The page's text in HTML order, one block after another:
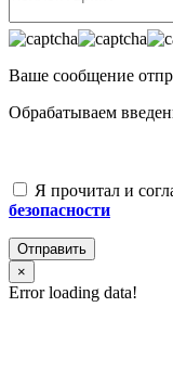
Ваше сообщение
Обрабатываем
Я прочитал и
безопасности
Отправить
×
Error loading data!